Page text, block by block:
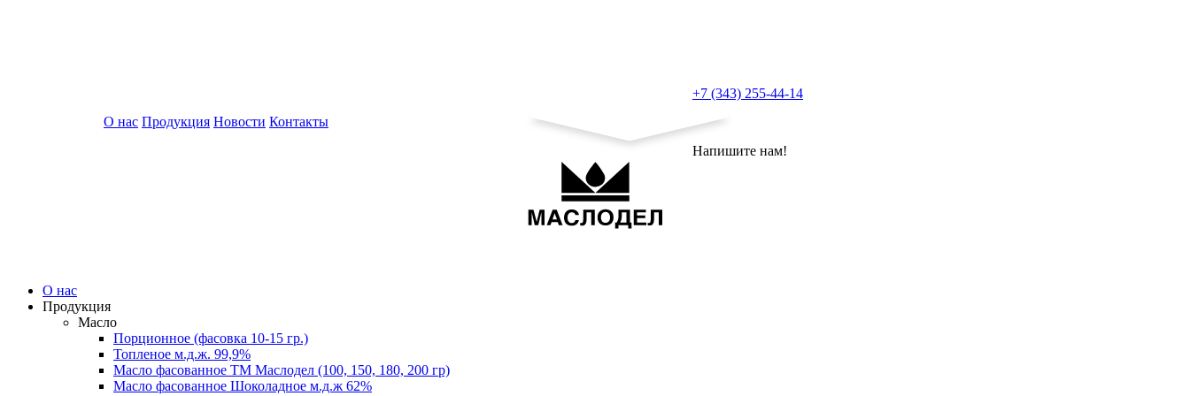
О нас Продукция Новости Контакты
+7 (343) 255-44-14
Напишите нам!
О нас
Продукция
Масло
Порционное (фасовка 10-15 гр.)
Топленое м.д.ж. 99,9%
Масло фасованное ТМ Маслодел (100, 150, 180, 200 гр)
Масло фасованное Шоколадное м.д.ж 62%